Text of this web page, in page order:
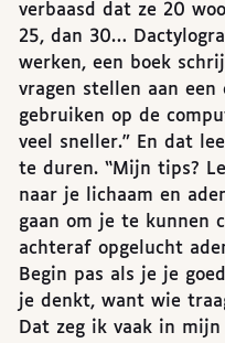
verbaasd dat ze 20
25, dan 30…
werken, een boek
vragen stellen aan een
gebruiken op de
veel sneller.” En dat
te duren. “Mijn tips?
naar je lichaam en
gaan om je te kunnen
achteraf opgelucht
Begin pas als je je
je denkt, want wie
Dat zeg ik vaak in